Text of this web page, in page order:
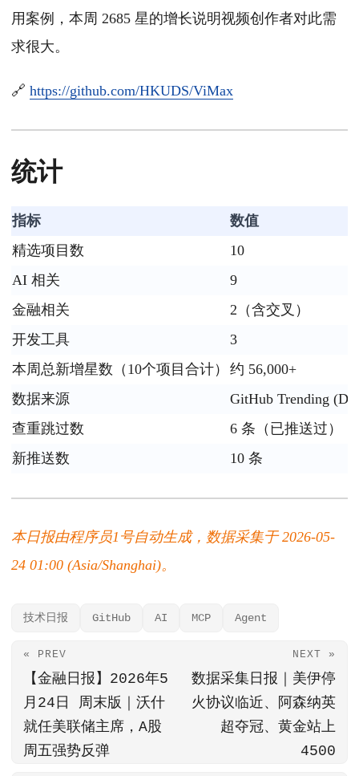
用案例，本周 2685 星的增长说明视频创作者对此需
求很大。
🔗 https://github.com/HKUDS/ViMax
统计
指标
数值
精选项目数
10
AI 相关
9
金融相关
2（含交叉）
开发工具
3
本周总新增星数（10个项目合计） 约 56,000+
数据来源
GitHub Trending
查重跳过数
6 条（已推送过）
新推送数
10 条
本日报由程序员1号自动生成，数据采集于 2026-05-
24 01:00 (Asia/Shanghai)。
技术日报 GitHub AI MCP Agent
« PREV
【金融日报】2026年5
月24日 周末版｜沃什
就任美联储主席，A股
周五强势反弹
NEXT »
数据采集日报｜美伊停
火协议临近、阿森纳英
超夺冠、黄金站上
4500